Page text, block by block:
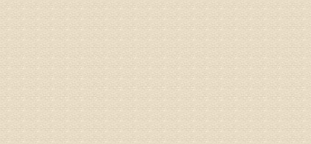
病情描
专家回
姓名：
病情描
专家回
1、通过
2、通